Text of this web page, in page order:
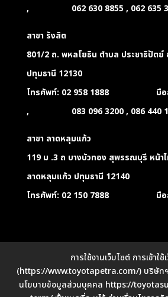
การใช้งานเว็บไซต์ การเข้าใ
(https://www.toyotapetra.com/) บริษัท
นโยบายข้อมูลส่วนบุคคล https://
, 062 630 8855 , 062 635
สาขา รังสิต
801/2 ถ. พหลโยธิน ตำบล ประชาธิปัตย์
ปทุมธานี 12130
โทรศัพท์: 02 958 1888 มือถือ:
, 083 096 3200 , 086 440
สาขา ลาดหลุมแก้ว
119 ม .3 ถ บางบัวทอง สุพรรณบุรี หน้าไ
ลาดหลุมแก้ว ปทุมธานี 12140
โทรศัพท์: 02 150 7888 มือถือ: